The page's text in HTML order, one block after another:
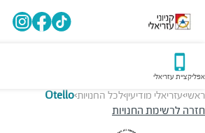
אפליקציית עזריאלי
ראשי>עזריאלי מודיעין>לכל החנויות>
Otello
חזרה לרשימת החנויות